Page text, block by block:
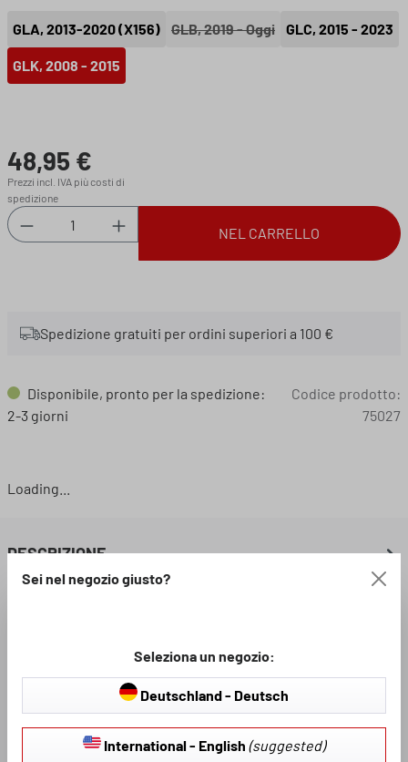
GLA, 2013-2020 (X156) GLB, 2019 - Oggi
(Questa opzione non è al
GLC, 2015 - 2023
GLK, 2008 - 2015
Prezzo normale:
48,95 €
Prezzi incl. IVA più costi di
spedizione
Quantità del prodotto: inserisci la quantità
NEL CARRELLO
Spedizione gratuiti per ordini superiori a 100 €
Disponibile, pronto per la spedizione:
2-3 giorni
Codice prodotto:
75027
Loading...
DESCRIZIONE
VALUTAZIONI
Sei nel negozio giusto?
Seleziona un negozio:
Deutschland - Deutsch
International - English (suggested)